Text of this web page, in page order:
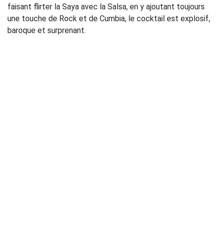
faisant flirter la Saya avec la Salsa, en y ajoutant toujours
une touche de Rock et de Cumbia, le cocktail est explosif,
baroque et surprenant.